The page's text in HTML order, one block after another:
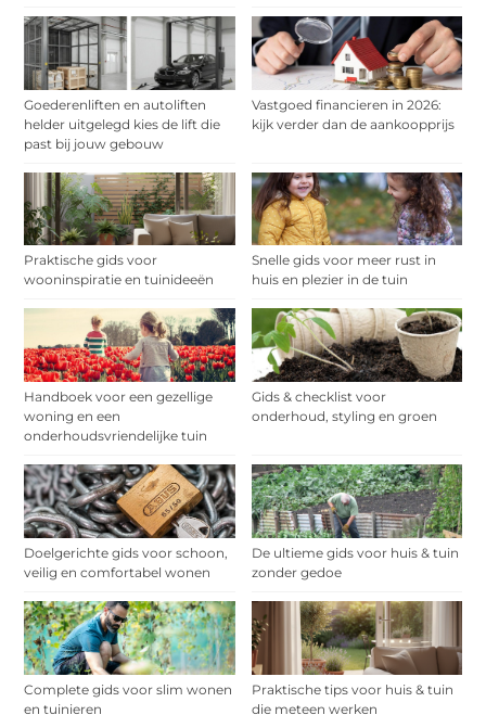
Goederenliften en autoliften
helder uitgelegd kies de lift die
past bij jouw gebouw
Vastgoed financieren in 2026:
kijk verder dan de aankoopprijs
Praktische gids voor
wooninspiratie en tuinideeën
Snelle gids voor meer rust in
huis en plezier in de tuin
Handboek voor een gezellige
woning en een
onderhoudsvriendelijke tuin
Gids & checklist voor
onderhoud, styling en groen
Doelgerichte gids voor schoon,
veilig en comfortabel wonen
De ultieme gids voor huis & tuin
zonder gedoe
Complete gids voor slim wonen
en tuinieren
Praktische tips voor huis & tuin
die meteen werken